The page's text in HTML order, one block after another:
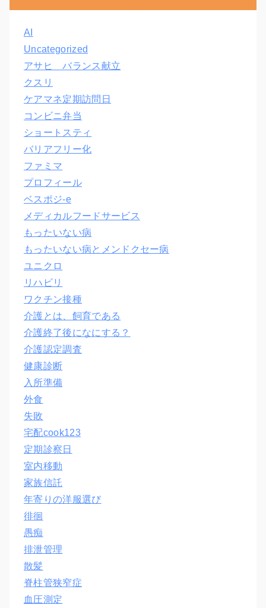
AI
Uncategorized
アサヒ バランス献立
クスリ
ケアマネ定期訪問日
コンビニ弁当
ショートスティ
バリアフリー化
ファミマ
プロフィール
ベスポジ-e
メディカルフードサービス
もったいない病
もったいない病とメンドクセー病
ユニクロ
リハビリ
ワクチン接種
介護とは、飼育である
介護終了後になにする？
介護認定調査
健康診断
入所準備
外食
失敗
宅配cook123
定期診察日
室内移動
家族信託
年寄りの洋服選び
徘徊
愚痴
排泄管理
散髪
脊柱管狭窄症
血圧測定